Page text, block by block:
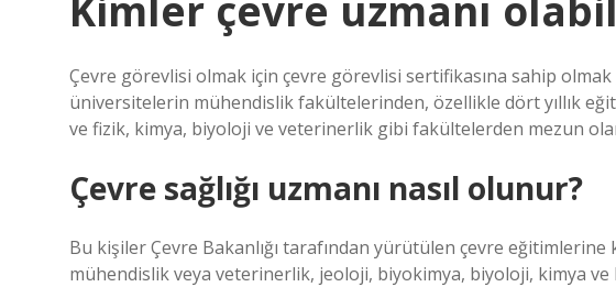
Çevre görevlisi olmak için çevre görevlisi sertifikasına sahip
üniversitelerin mühendislik fakültelerinden, özellikle dört yıllık
ve fizik, kimya, biyoloji ve veterinerlik gibi fakültelerden mezun
Çevre sağlığı uzmanı nasıl olunur?
Bu kişiler Çevre Bakanlığı tarafından yürütülen çevre
mühendislik veya veterinerlik, jeoloji, biyokimya, biyoloji, kimya